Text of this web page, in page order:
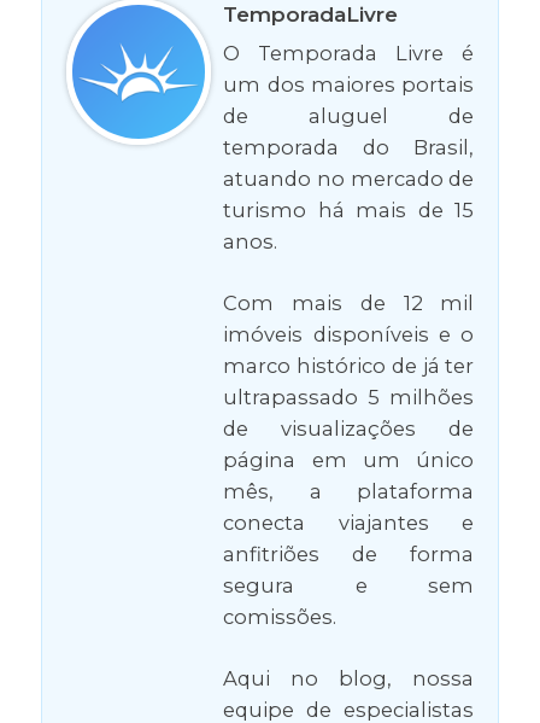
TemporadaLivre
O Temporada Livre é
um dos maiores portais
de aluguel de
temporada do Brasil,
atuando no mercado de
turismo há mais de 15
anos.
Com mais de 12 mil
imóveis disponíveis e o
marco histórico de já ter
ultrapassado 5 milhões
de visualizações de
página em um único
mês, a plataforma
conecta viajantes e
anfitriões de forma
segura e sem
comissões.
Aqui no blog, nossa
equipe de especialistas